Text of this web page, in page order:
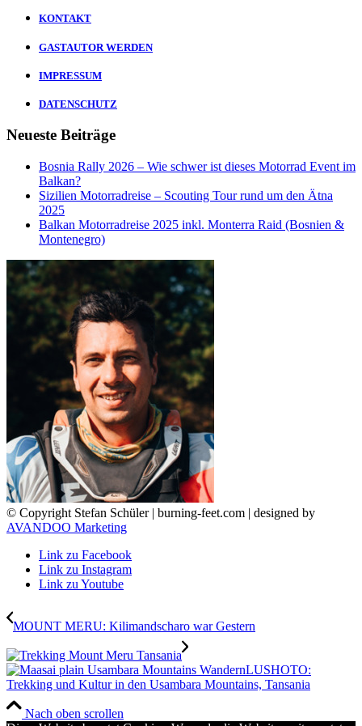
KONTAKT
GASTAUTOR WERDEN
IMPRESSUM
DATENSCHUTZ
Neueste Beiträge
Bosnia Rally 2026 – Wie schwer ist dieses Motorrad Event im
Balkan?
Sizilien Motorradreise – Scouting Tour rund um den Ätna
2025
Balkan Motorradreise 2025 inkl. Monterra Raid (Bosnien &
Montenegro)
© Copyright Stefan Schüler | burning-feet.com | designed by
AVANDOO Marketing
Link zu Facebook
Link zu Instagram
Link zu Youtube
MOUNT MERU: Kilimandscharo war Gestern
LUSHOTO:
Trekking und Kultur in den Usambara Mountains, Tansania
Nach oben scrollen